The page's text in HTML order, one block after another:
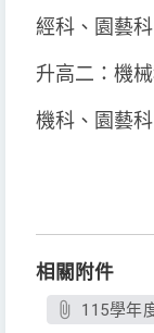
經科、園藝
升高二：機
機科、園藝
相關附件
115學年